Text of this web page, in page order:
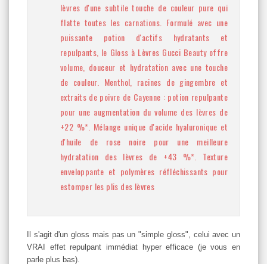
lèvres d'une subtile touche de couleur pure qui
flatte toutes les carnations. Formulé avec une
puissante potion d'actifs hydratants et
repulpants, le Gloss à Lèvres Gucci Beauty offre
volume, douceur et hydratation avec une touche
de couleur.
Menthol, racines de gingembre et
extraits de poivre de Cayenne : potion repulpante
pour une augmentation du volume des lèvres de
+22 %*. Mélange unique d'acide hyaluronique et
d'huile de rose noire pour une meilleure
hydratation des lèvres de +43 %*. Texture
enveloppante et polymères réfléchissants pour
estomper les plis des lèvres
Il s'agit d'un gloss mais pas un "simple gloss", celui avec un
VRAI effet repulpant immédiat hyper efficace (je vous en
parle plus bas).